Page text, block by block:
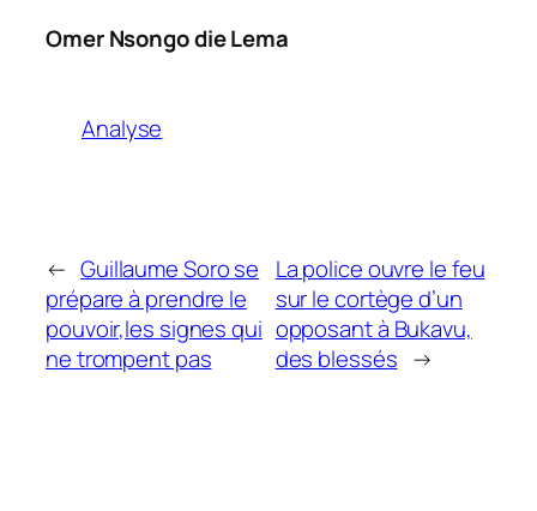
Omer Nsongo die Lema
Analyse
← Guillaume Soro se
prépare à prendre le
pouvoir,les signes qui
ne trompent pas
La police ouvre le feu
sur le cortège d’un
opposant à Bukavu,
des blessés →